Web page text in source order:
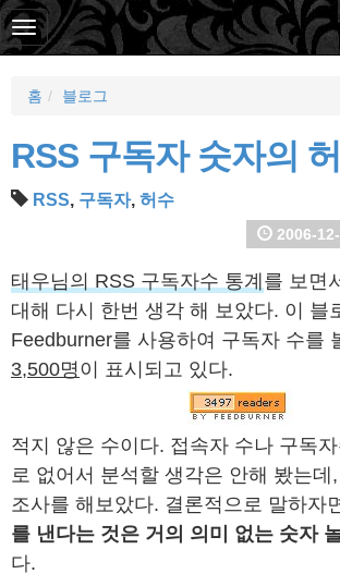
홈 블로그
RSS 구독자 숫자의
RSS, 구독자, 허수
2006-
태우님의 RSS 구독자수 통계 를 보면
대해 다시 한번 생각 해 보았다. 이 블
Feedburner를 사용하여 구독자 수를
3,500명이 표시되고 있다.
적지 않은 수이다. 접속자 수나 구독
로 없어서 분석할 생각은 안해 봤는데
조사를 해보았다. 결론적으로 말하자
를 낸다는 것은 거의 의미 없는 숫자
다.